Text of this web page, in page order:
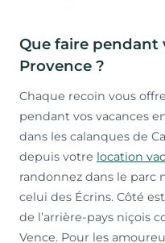
Que faire pendant
Provence ?
Chaque recoin vous
pendant vos vacances
dans les calanques de
depuis votre location
randonnez dans le parc
celui des Écrins. Côté
de l’arrière-pays niçois
Vence. Pour les